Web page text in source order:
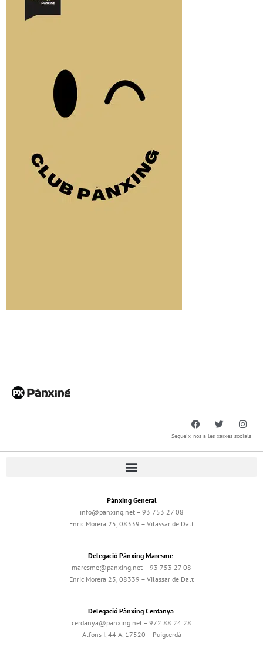
Segueix-nos a les xarxes socials
Pànxing General
info@panxing.net – 93 753 27 08
Enric Morera 25, 08339 – Vilassar de Dalt
Delegació Pànxing Maresme
maresme@panxing.net – 93 753 27 08
Enric Morera 25, 08339 – Vilassar de Dalt
Delegació Pànxing Cerdanya
cerdanya@panxing.net – 972 88 24 28
Alfons I, 44 A, 17520 – Puigcerdà